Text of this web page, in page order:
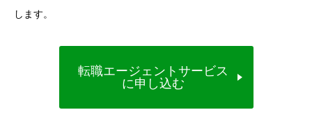
します。
転職エージェントサービス
に申し込む